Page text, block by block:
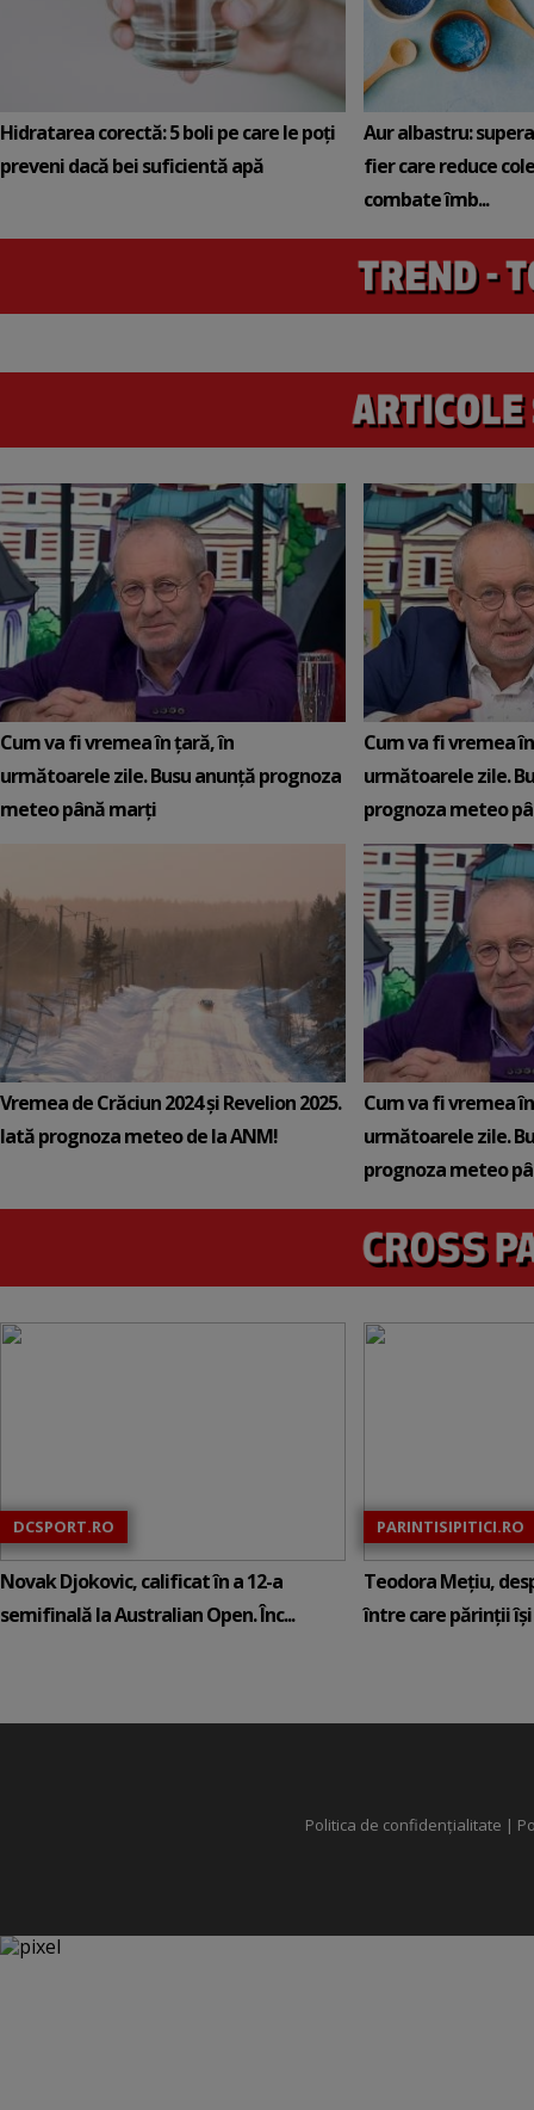
Hidratarea corectă: 5 boli pe care le poți
preveni dacă bei suficientă apă
Aur albastru:
fier care reduce
combate îmb...
Cum va fi vremea în țară, în
următoarele zile. Busu anunță prognoza
meteo până marți
Cum va fi vremea
următoarele zile.
prognoza meteo
Vremea de Crăciun 2024 și Revelion 2025.
Iată prognoza meteo de la ANM!
Cum va fi vremea
următoarele zile.
prognoza meteo
DCSPORT.RO
Novak Djokovic, calificat în a 12-a
semifinală la Australian Open. Înc...
PARINTISIPITICI.RO
Teodora Mețiu,
între care părinții își
Politica de confidențialitate |